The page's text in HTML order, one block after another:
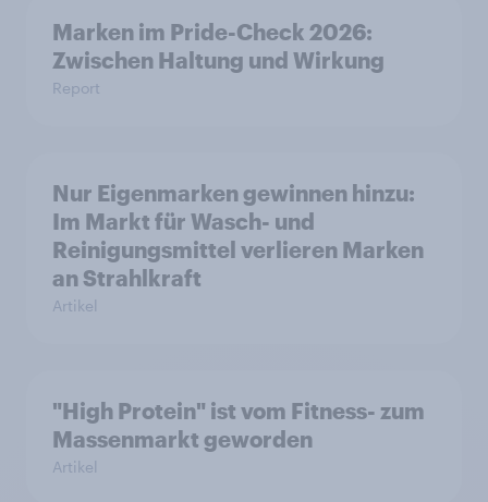
Marken im Pride-Check 2026:
Zwischen Haltung und Wirkung
Report
Nur Eigenmarken gewinnen hinzu:
Im Markt für Wasch- und
Reinigungsmittel verlieren Marken
an Strahlkraft
Artikel
"High Protein" ist vom Fitness- zum
Massenmarkt geworden
Artikel